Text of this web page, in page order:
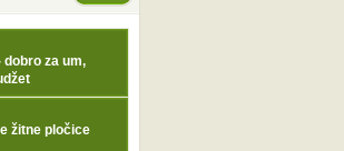
za um,
žitne pločice